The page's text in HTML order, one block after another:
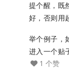
提个醒，既
好，否则用
举个例子，
进入一个贴
1 个赞